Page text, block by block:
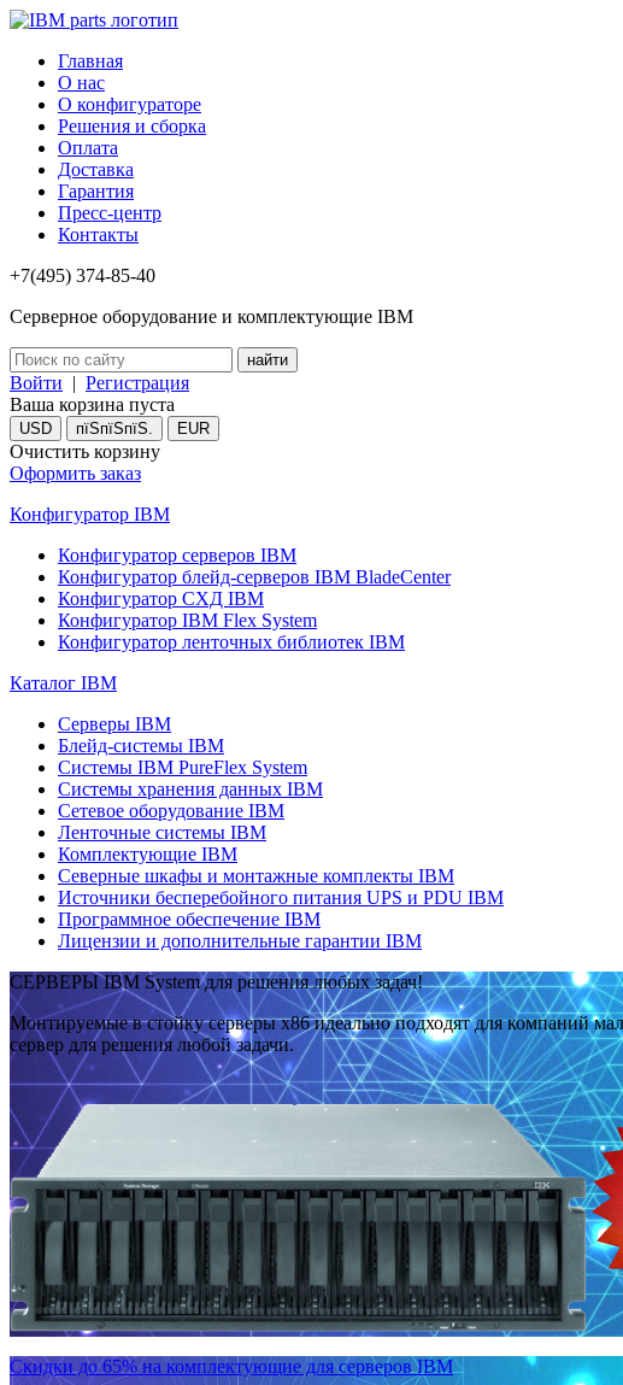
Главная
О нас
О конфигураторе
Решения и сборка
Оплата
Доставка
Гарантия
Пресс-центр
Контакты
+7(495) 374-85-40
Серверное оборудование и комплектующие IBM
Войти | Регистрация
Ваша корзина пуста
USD пїЅпїЅпїЅ. EUR
Очистить корзину
Оформить заказ
Конфигуратор IBM
Конфигуратор серверов IBM
Конфигуратор блейд-серверов IBM BladeCenter
Конфигуратор СХД IBM
Конфигуратор IBM Flex System
Конфигуратор ленточных библиотек IBM
Каталог IBM
Серверы IBM
Блейд-системы IBM
Системы IBM PureFlex System
Системы хранения данных IBM
Сетевое оборудование IBM
Ленточные системы IBM
Комплектующие IBM
Северные шкафы и монтажные комплекты IBM
Источники бесперебойного питания UPS и PDU IBM
Программное обеспечение IBM
Лицензии и дополнительные гарантии IBM
СЕРВЕРЫ IBM System для решения любых задач!
Монтируемые в стойку серверы x86 идеально подходят для компаний
сервер для решения любой задачи.
Скидки до 65% на комплектующие для серверов IBM